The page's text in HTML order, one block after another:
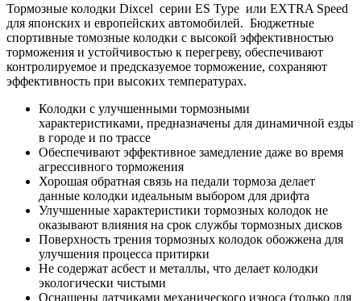
Тормозные колодки Dixcel серии ES Type или EXTRA Speed
для японских и европейских автомобилей. Бюджетные
спортивные томозные колодки с высокой эффективностью
торможения и устойчивостью к перегреву, обеспечивают
контролируемое и предсказуемое торможение, сохраняют
эффективность при высоких температурах.
Колодки с улучшенными тормозными
характеристиками, предназначены для динамичной езды
в городе и по трассе
Обеспечивают эффективное замедление даже во время
агрессивного торможения
Хорошая обратная связь на педали тормоза делает
данные колодки идеальным выбором для дрифта
Улучшенные характеристики тормозных колодок не
оказывают влияния на срок службы тормозных дисков
Поверхность трения тормозных колодок обожжена для
улучшения процесса притирки
Не содержат асбест и металлы, что делает колодки
экологически чистыми
Оснащены датчиками механического износа (только для